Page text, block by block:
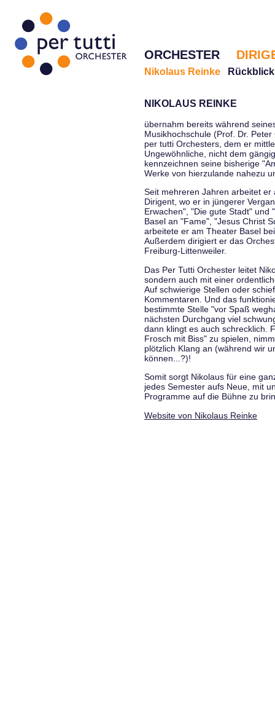
ORCHESTER
Nikolaus Reinke Rückblick
NIKOLAUS REINKE
übernahm bereits während
Musikhochschule (Prof. Dr.
per tutti Orchesters, dem er
Ungewöhnliche, nicht dem
kennzeichnen seine bisherige
Werke von hierzulande nahezu
Seit mehreren Jahren arbeitet
Dirigent, wo er in jüngerer
Erwachen", "Die gute Stadt" und
Basel an "Fame", "Jesus Christ
arbeitete er am Theater Basel
Außerdem dirigiert er das
Freiburg-Littenweiler.
Das Per Tutti Orchester leitet
sondern auch mit einer
Auf schwierige Stellen oder
Kommentaren. Und das
bestimmte Stelle "vor Spaß
nächsten Durchgang viel
dann klingt es auch schrecklich.
Frosch mit Biss" zu spielen,
plötzlich Klang an (während wir
können...?)!
Somit sorgt Nikolaus für eine
jedes Semester aufs Neue, mit
Programme auf die Bühne zu
Website von Nikolaus Reinke